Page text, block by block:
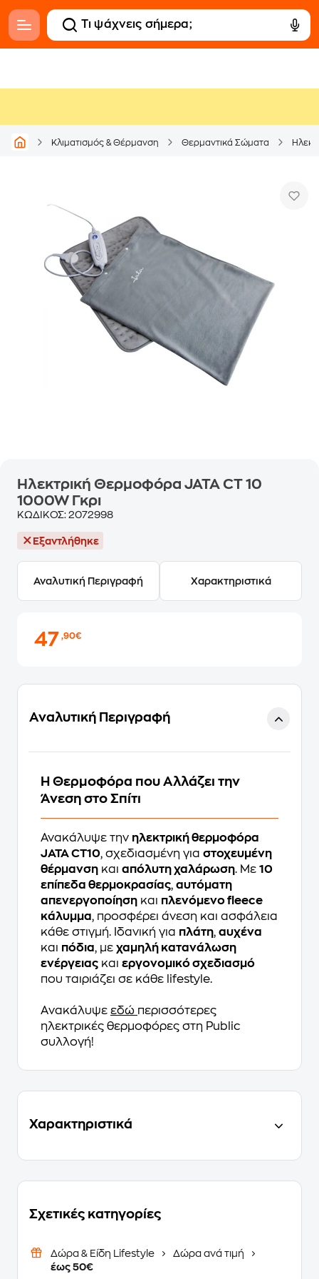
Κλιματισμός & Θέρμανση Θερμαντικά Σώματα
Ηλεκτρική Θερμοφόρα JATA CT 10
1000W Γκρι
ΚΩΔΙΚΟΣ: 2072998
Εξαντλήθηκε
Αναλυτική Περιγραφή Χαρακτηριστικά
47,90€
Αναλυτική Περιγραφή
Η Θερμοφόρα που Αλλάζει την
Άνεση στο Σπίτι
Ανακάλυψε την ηλεκτρική θερμοφόρα
JATA CT10, σχεδιασμένη για στοχευμένη
θέρμανση και απόλυτη χαλάρωση. Με 10
επίπεδα θερμοκρασίας, αυτόματη
απενεργοποίηση και πλενόμενο fleece
κάλυμμα, προσφέρει άνεση και ασφάλεια
κάθε στιγμή. Ιδανική για πλάτη, αυχένα
και πόδια, με χαμηλή κατανάλωση
ενέργειας και εργονομικό σχεδιασμό
που ταιριάζει σε κάθε lifestyle.
Aνακάλυψε εδώ περισσότερες
ηλεκτρικές θερμοφόρες στη Public
συλλογή!
Χαρακτηριστικά
Σχετικές κατηγορίες
Δώρα & Είδη Lifestyle
Δώρα ανά τιμή
έως 50€